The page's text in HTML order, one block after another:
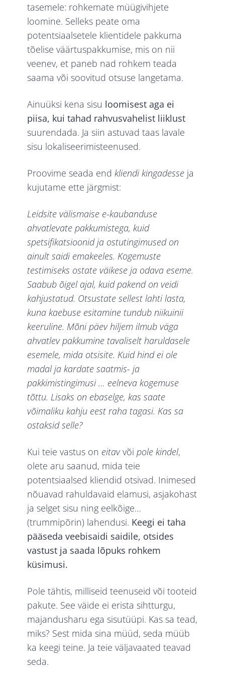
tasemele: rohkemate müügivihjete
loomine. Selleks peate oma
potentsiaalsetele klientidele pakkuma
tõelise väärtuspakkumise, mis on nii
veenev, et paneb nad rohkem teada
saama või soovitud otsuse langetama.
Ainuüksi kena sisu loomisest aga ei
piisa, kui tahad rahvusvahelist liiklust
suurendada. Ja siin astuvad taas lavale
sisu lokaliseerimisteenused.
Proovime seada endkliendi kingadesse ja
kujutame ette järgmist:
Leidsite välismaise e-kaubanduse
ahvatlevate pakkumistega, kuid
spetsifikatsioonid ja ostutingimused on
ainult saidi emakeeles. Kogemuste
testimiseks ostate väikese ja odava eseme.
Saabub õigel ajal, kuid pakend on veidi
kahjustatud. Otsustate sellest lahti lasta,
kuna kaebuse esitamine tundub niikuinii
keeruline. Mõni päev hiljem ilmub väga
ahvatlev pakkumine tavaliselt haruldasele
esemele, mida otsisite. Kuid hind ei ole
madal ja kardate saatmis- ja
pakkimistingimusi … eelneva kogemuse
tõttu. Lisaks on ebaselge, kas saate
võimaliku kahju eest raha tagasi. Kas sa
ostaksid selle?
Kui teie vastus on eitavvõipole kindel,
olete aru saanud, mida teie
potentsiaalsed kliendid otsivad. Inimesed
nõuavad rahuldavaid elamusi, asjakohast
ja selget sisu ning eelkõige…
(trummipõrin) lahendusi. Keegi ei taha
pääseda veebisaidi saidile, otsides
vastust ja saada lõpuks rohkem
küsimusi.
Pole tähtis, milliseid teenuseid või tooteid
pakute. See väide ei erista sihtturgu,
majandusharu ega sisutüüpi. Kas sa tead,
miks? Sest mida sina müüd, seda müüb
ka keegi teine. Ja teie väljavaated teavad
seda.